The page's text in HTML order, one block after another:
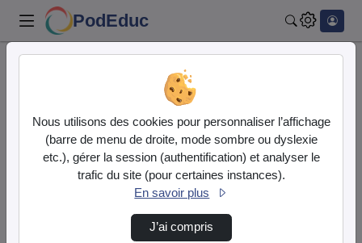
PodEduc
Contactez nous
Votre message
si vous
êtes un
humain en
Nous utilisons des cookies pour personnaliser l’affichage
(barre de menu de droite, mode sombre ou dyslexie
etc.), gérer la session (authentification) et analyser le
trafic du site (pour certaines instances).
En savoir plus
J’ai compris